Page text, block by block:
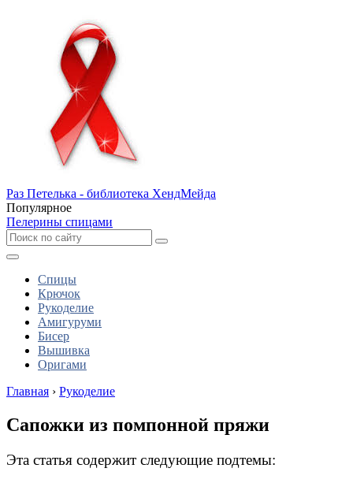
Раз Петелька - библиотека ХендМейда
Популярное
Пелерины спицами
Спицы
Крючок
Рукоделие
Амигуруми
Бисер
Вышивка
Оригами
Главная › Рукоделие
Сапожки из помпонной пряжи
Эта статья содержит следующие подтемы: